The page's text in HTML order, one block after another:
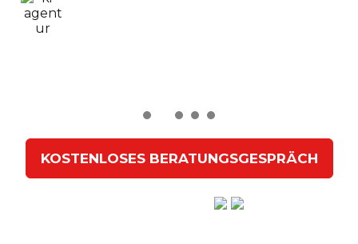
KOSTENLOSES BERATUNGSGESPRÄCH